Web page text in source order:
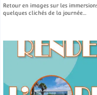
Retour en images sur les
quelques clichés de la journée…